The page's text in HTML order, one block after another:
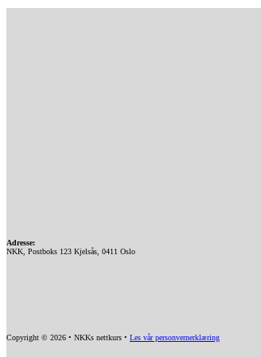
Adresse:
NKK, Postboks 123 Kjelsås, 0411 Oslo
Copyright © 2026 • NKKs nettkurs • Les vår personvernerklæring